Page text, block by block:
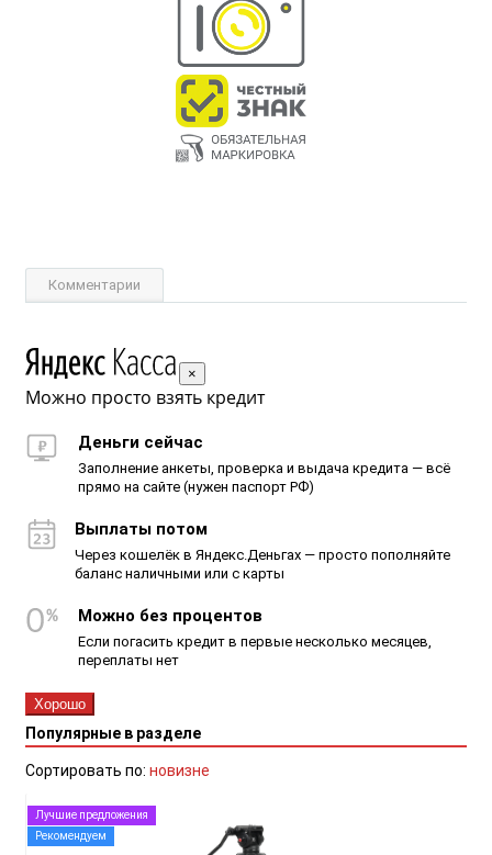
Комментарии
×
Можно просто взять кредит
Деньги сейчас
Заполнение анкеты, проверка и выдача кредита — всё
прямо на сайте (нужен паспорт РФ)
Выплаты потом
Через кошелёк в Яндекс.Деньгах — просто пополняйте
баланс наличными или с карты
Можно без процентов
Если погасить кредит в первые несколько месяцев,
переплаты нет
Хорошо
Популярные в разделе
Сортировать по: новизне
Лучшие предложения
Рекомендуем